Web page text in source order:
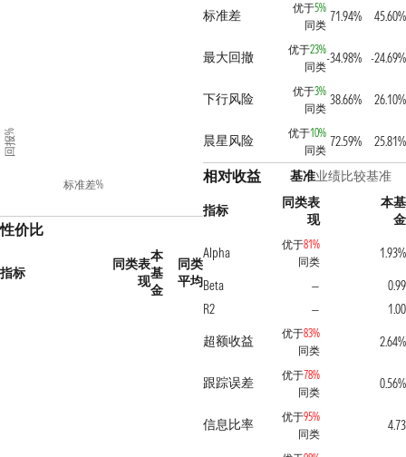
标准差%
回报%
性价比
指标
同类表
现
本
基
金
同类
平均
标准差
优于5%
同类
71.94% 45.60%
最大回撤 优于23%
同类
-34.98% -24.69%
下行风险 优于3%
同类
38.66% 26.10%
晨星风险 优于10%
同类
72.59% 25.81%
相对收益 基准业绩比较基准
指标
同类表
现
本基
金
Alpha
优于81%
同类
1.93%
Beta
—
0.99
R2
—
1.00
超额收益
优于83%
同类
2.64%
跟踪误差 优于78%
同类
0.56%
信息比率 优于95%
同类
4.73